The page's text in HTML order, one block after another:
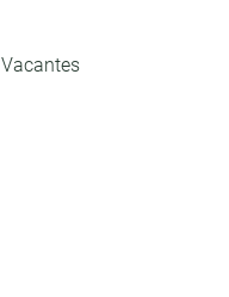
Vacantes